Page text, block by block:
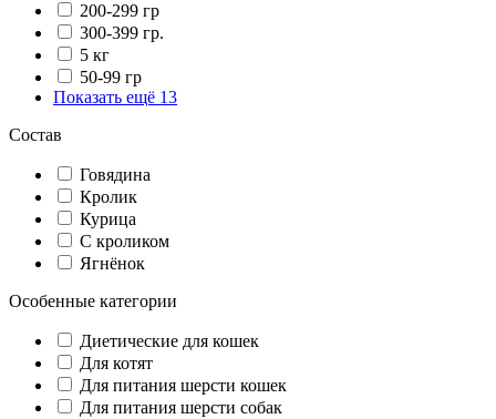
200-299 гр
300-399 гр.
5 кг
50-99 гр
Показать ещё 13
Состав
Говядина
Кролик
Курица
С кроликом
Ягнёнок
Особенные категории
Диетические для кошек
Для котят
Для питания шерсти кошек
Для питания шерсти собак